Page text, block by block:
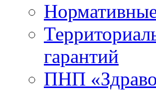
гарантий
ПНП